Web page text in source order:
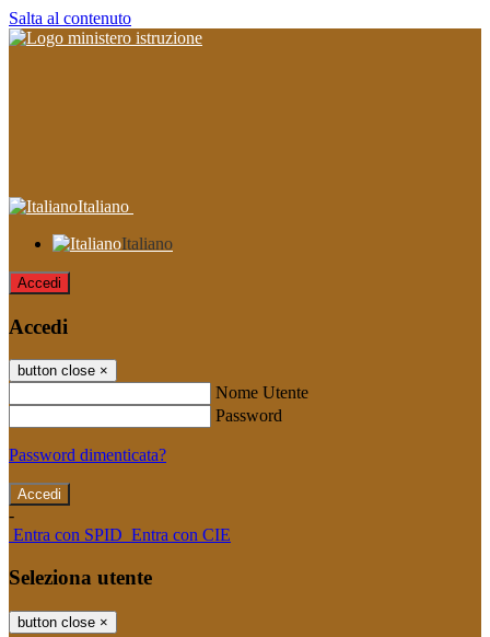
Salta al contenuto
Italiano
Italiano
Accedi
Accedi
button close ×
Nome Utente
Password
Password dimenticata?
-
Entra con SPID Entra con CIE
Seleziona utente
button close ×